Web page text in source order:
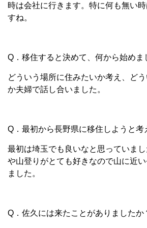
時は会社に行きます。特に何も無い
すね。
Q．移住すると決めて、何から始めま
どういう場所に住みたいか考え、ど
か夫婦で話し合いました。
Q．最初から長野県に移住しようと考
最初は埼玉でも良いなと思っていま
や山登りがとても好きなので山に近
ました。
Q．佐久には来たことがありましたか